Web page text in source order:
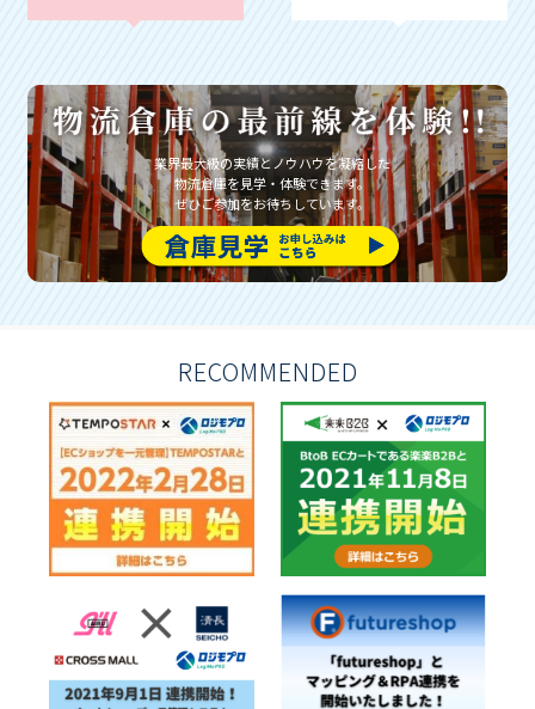
業界最大級の実績とノウハウを凝縮した
物流倉庫を見学・体験できます。
ぜひご参加をお待ちしています。
RECOMMENDED